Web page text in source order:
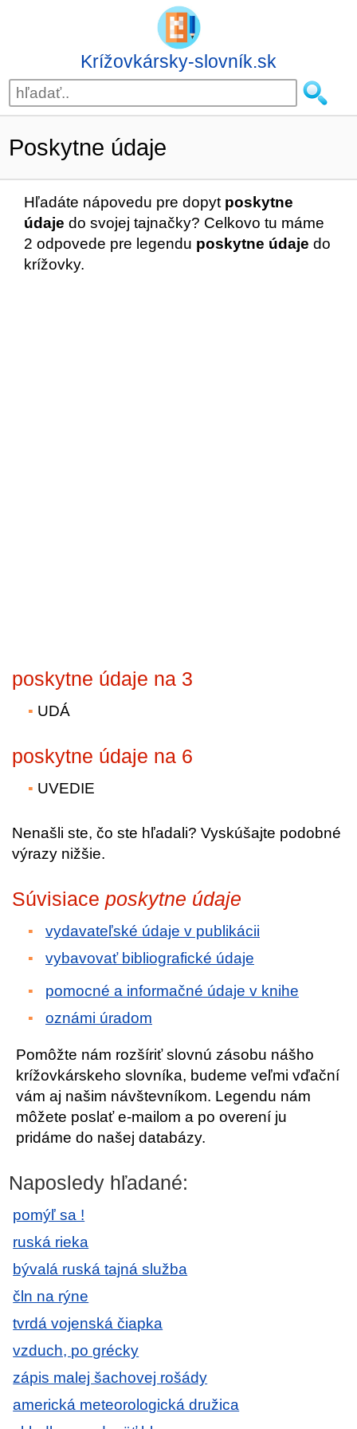
Krížovkársky-slovník.sk
Poskytne údaje
Hľadáte nápovedu pre dopyt poskytne
údaje do svojej tajnačky? Celkovo tu máme
2 odpovede pre legendu poskytne údaje do
krížovky.
poskytne údaje na 3
UDÁ
poskytne údaje na 6
UVEDIE
Nenašli ste, čo ste hľadali? Vyskúšajte podobné
výrazy nižšie.
Súvisiace poskytne údaje
vydavateľské údaje v publikácii
vybavovať bibliografické údaje
pomocné a informačné údaje v knihe
oznámi úradom
Pomôžte nám rozšíriť slovnú zásobu nášho
krížovkárskeho slovníka, budeme veľmi vďační
vám aj našim návštevníkom. Legendu nám
môžete poslať e-mailom a po overení ju
pridáme do našej databázy.
Naposledy hľadané:
pomýľ sa !
ruská rieka
bývalá ruská tajná služba
čln na rýne
tvrdá vojenská čiapka
vzduch, po grécky
zápis malej šachovej rošády
americká meteorologická družica